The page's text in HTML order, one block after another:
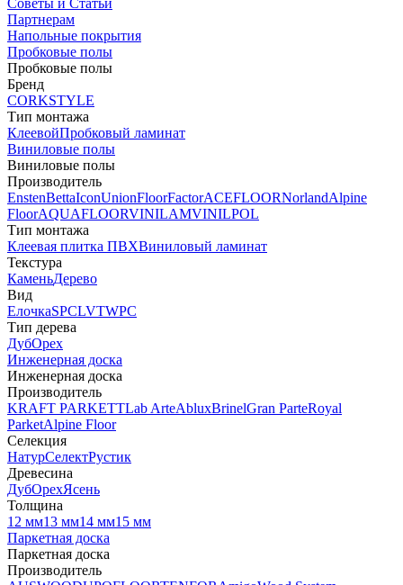
Советы и Статьи
Партнерам
Напольные покрытия
Пробковые полы
Пробковые полы
Бренд
CORKSTYLE
Тип монтажа
КлеевойПробковый ламинат
Виниловые полы
Виниловые полы
Производитель
EnstenBettaIconUnionFloorFactorACEFLOORNorlandAlpine
FloorAQUAFLOORVINILAMVINILPOL
Тип монтажа
Клеевая плитка ПВХВиниловый ламинат
Текстура
КаменьДерево
Вид
ЕлочкаSPCLVTWPC
Тип дерева
ДубОрех
Инженерная доска
Инженерная доска
Производитель
KRAFT PARKETTLab ArteAbluxBrinelGran ParteRoyal
ParketAlpine Floor
Селекция
НатурСелектРустик
Древесина
ДубОрехЯсень
Толщина
12 мм13 мм14 мм15 мм
Паркетная доска
Паркетная доска
Производитель